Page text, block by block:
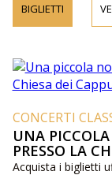
BIGLIETTI
CONCERTI
UNA
PRESSO LA
Acquista i biglietti